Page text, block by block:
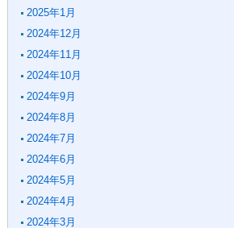
2025年1月
2024年12月
2024年11月
2024年10月
2024年9月
2024年8月
2024年7月
2024年6月
2024年5月
2024年4月
2024年3月